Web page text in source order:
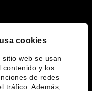
cookies
sitio web se usan
contenido y los
de redes
tráfico. Además,
Diplomacy in an